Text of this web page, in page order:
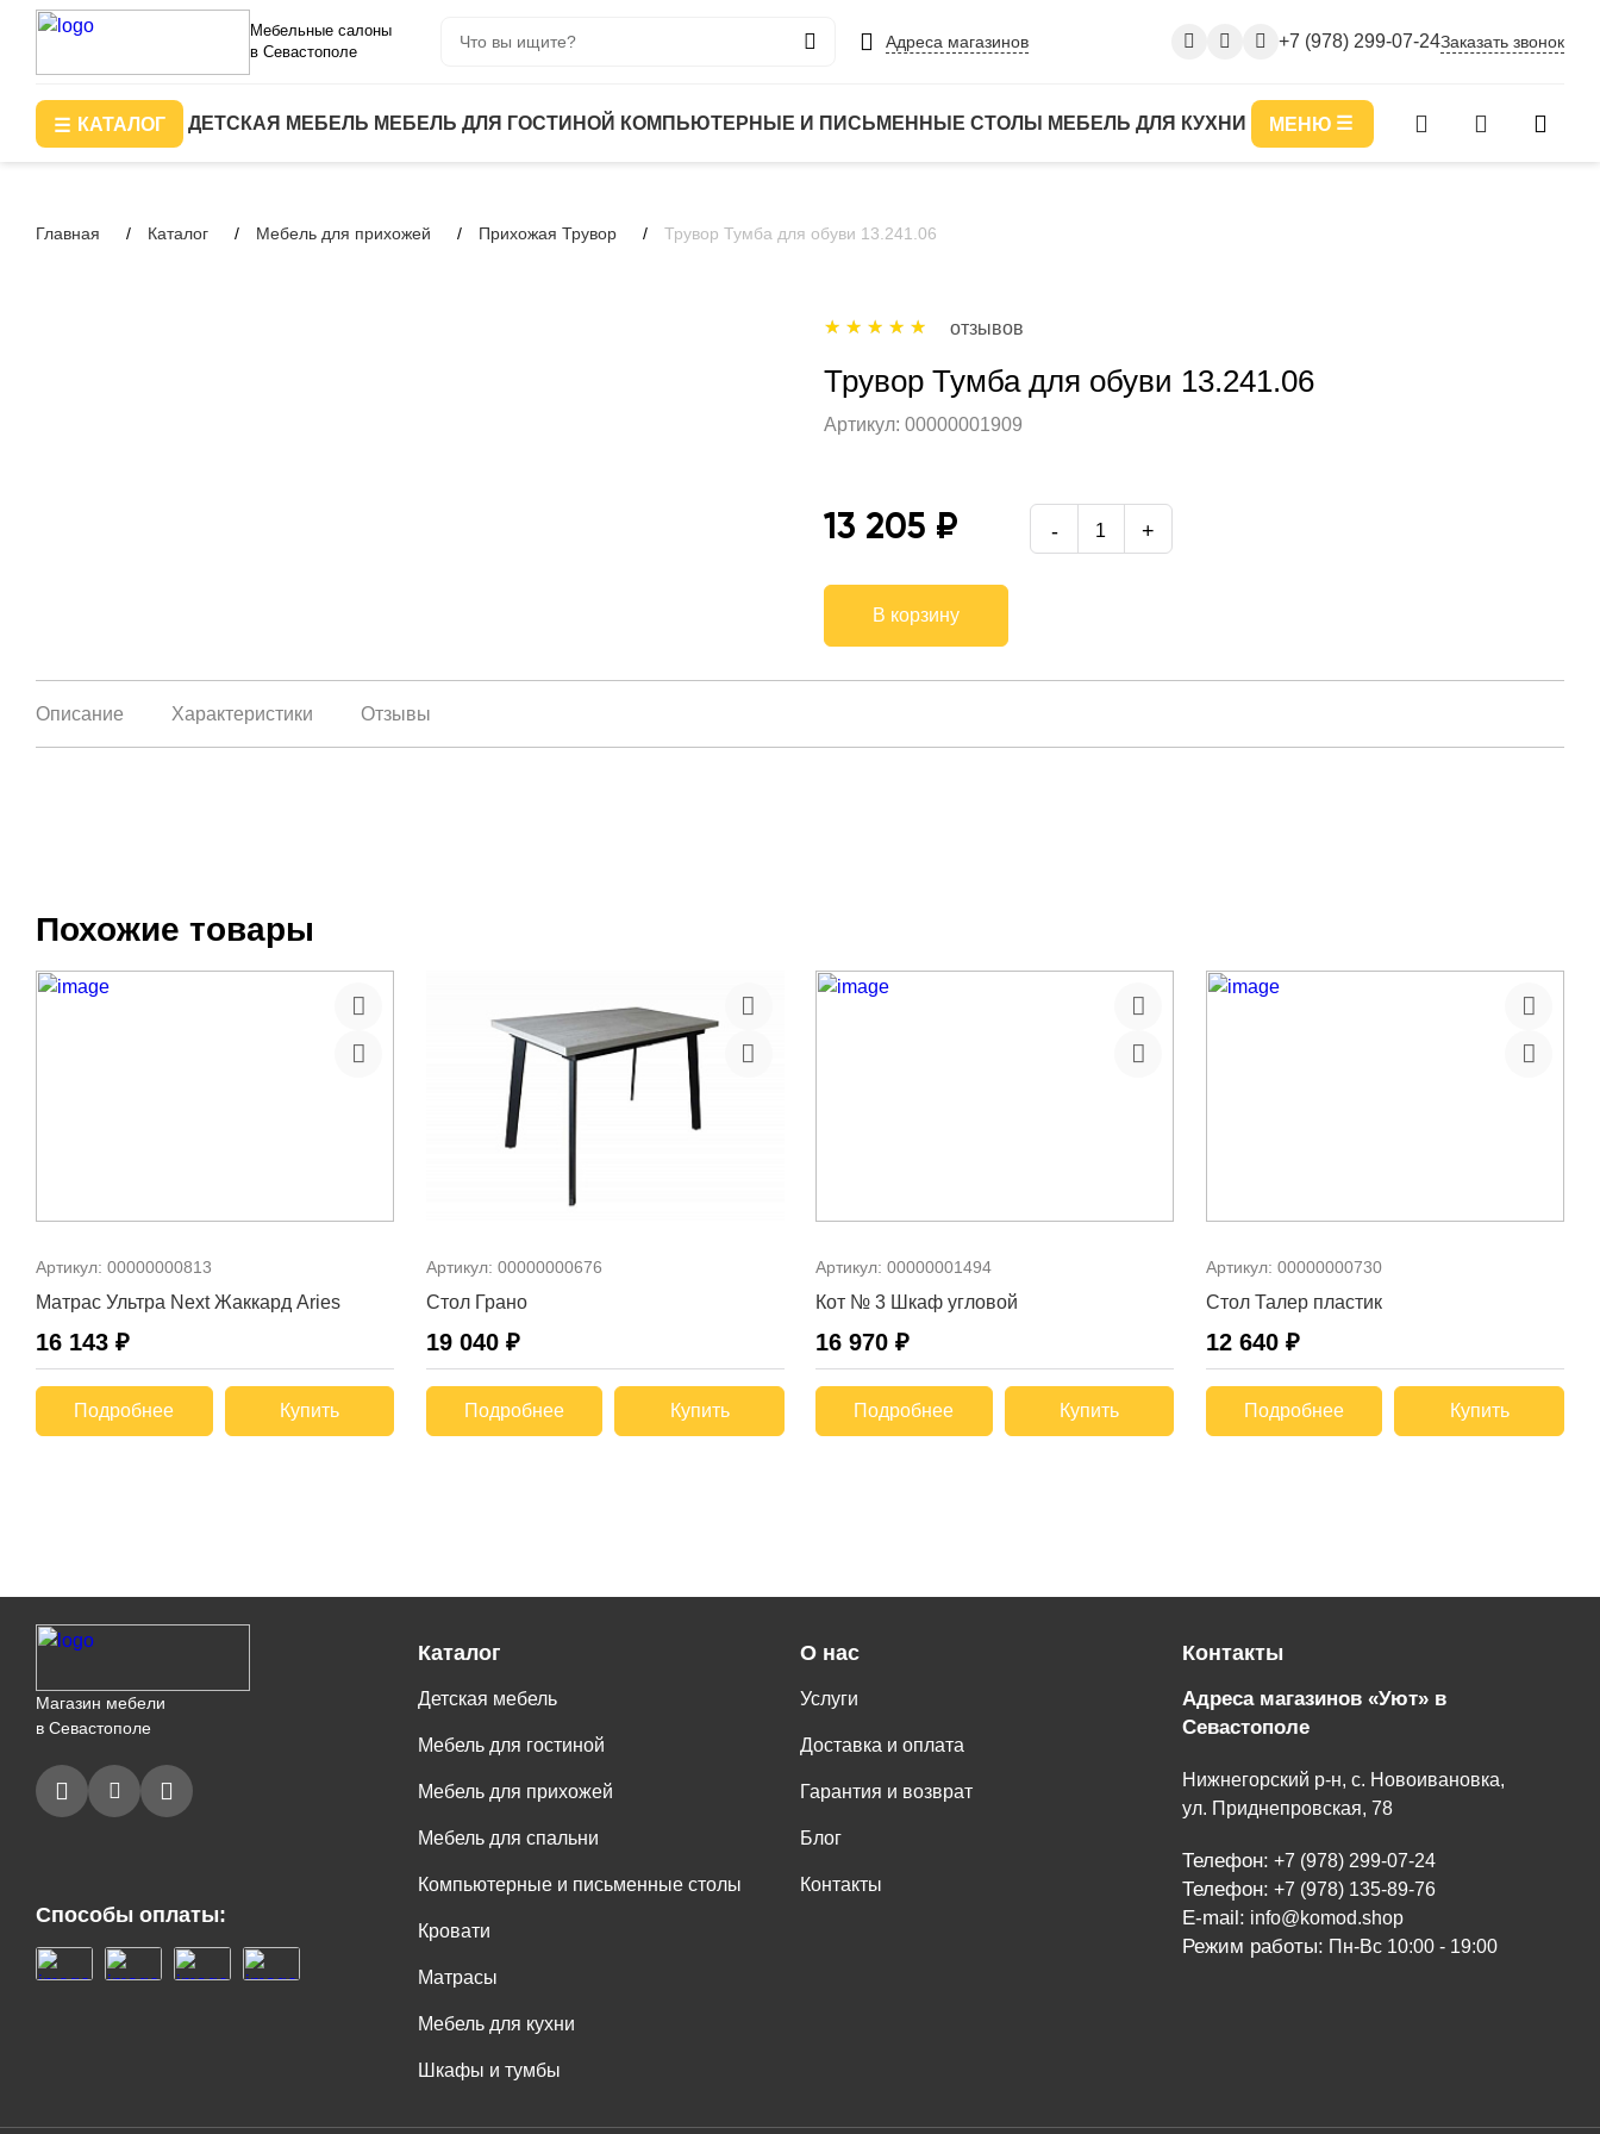
Мебельные салоны
в Севастополе
Адреса магазинов +7 (978) 299-07-24Заказать звонок
КАТАЛОГ ДЕТСКАЯ МЕБЕЛЬ МЕБЕЛЬ ДЛЯ ГОСТИНОЙ КОМПЬЮТЕРНЫЕ И ПИСЬМЕННЫЕ СТОЛЫ МЕБЕЛЬ ДЛЯ КУХНИ МЕНЮ
Главная Каталог Мебель для прихожей Прихожая Трувор Трувор Тумба для обуви 13.241.06
отзывов
Трувор Тумба для обуви 13.241.06
Артикул: 00000001909
13 205 ₽
В корзину
Описание Характеристики Отзывы
Похожие товары
Артикул: 00000000813
Матрас Ультра Next Жаккард Aries
16 143 ₽
Подробнее Купить
Артикул: 00000000676
Стол Грано
19 040 ₽
Подробнее Купить
Артикул:00000001494
Кот № 3 Шкаф угловой
16 970 ₽
Подробнее Купить
Артикул: 00000000730
Стол Талер пластик
12 640 ₽
Подробнее Купить
Магазин мебели
в Севастополе
Способы оплаты:
Каталог
Детская мебель
Мебель для гостиной
Мебель для прихожей
Мебель для спальни
Компьютерные и письменные столы
Кровати
Матрасы
Мебель для кухни
Шкафы и тумбы
О нас
Услуги
Доставка и оплата
Гарантия и возврат
Блог
Контакты
Контакты
Адреса магазинов «Уют» в
Севастополе
Нижнегорский р-н, с. Новоивановка,
ул. Приднепровская, 78
Телефон: +7 (978) 299-07-24
Телефон: +7 (978) 135-89-76
E-mail: info@komod.shop
Режим работы: Пн-Вс 10:00 - 19:00